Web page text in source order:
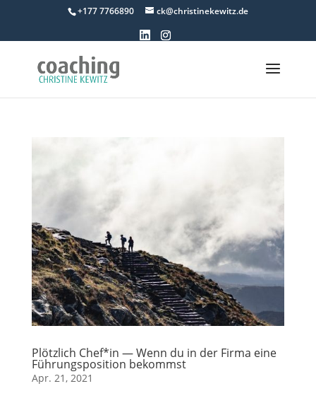
+177 7766890 ck@christinekewitz.de
Plötzlich Chef*in — Wenn du in der Firma eine
Führungsposition bekommst
Apr. 21, 2021